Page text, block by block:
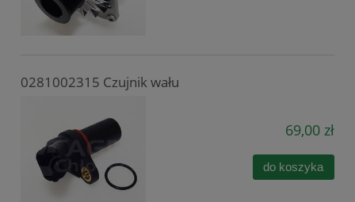
0281002315 Czujnik wału
69,00 zł
do koszyka